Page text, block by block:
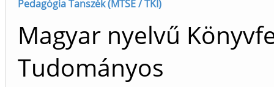
Pedagógia Tanszék (MTSE / TKI)
Magyar nyelvű
Tudományos